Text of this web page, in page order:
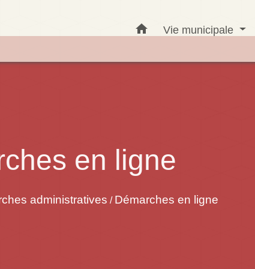
home Vie municipale
en ligne
administratives / Démarches en ligne